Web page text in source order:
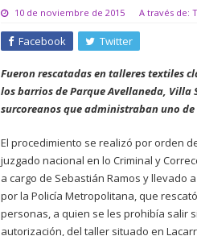
10 de noviembre de 2015 A través de:
Facebook Twitter
Fueron rescatadas en talleres textiles
los barrios de Parque Avellaneda, Villa
surcoreanos que administraban uno de
El procedimiento se realizó por orden
juzgado nacional en lo Criminal y
a cargo de Sebastián Ramos y llevado
por la Policía Metropolitana, que
personas, a quien se les prohibía salir
autorización, del taller situado en